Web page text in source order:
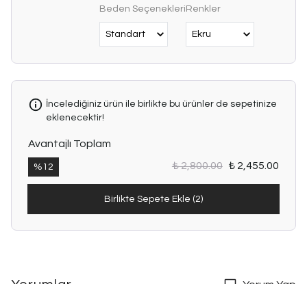
Beden SeçenekleriRenkler
İncelediğiniz ürün ile birlikte bu ürünler de sepetinize
eklenecektir!
Avantajlı Toplam
% 12 ₺ 2,800.00 ₺ 2,455.00
Birlikte Sepete Ekle (2)